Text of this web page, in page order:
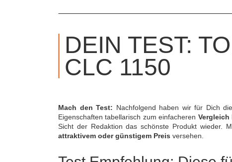
DEIN TEST:
CLC 1150
Mach den Test: Nachfolgend haben wir für Dich die
Eigenschaften tabellarisch zum einfacheren Vergleich
Sicht der Redaktion das schönste Produkt wieder.
attraktivem oder günstigem Preis versehen.